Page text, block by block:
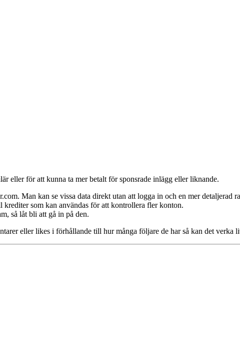
eller för att kunna ta mer betalt för sponsrade inlägg eller liknande.
Man kan se vissa data direkt utan att logga in och en mer detaljerad
som kan användas för att kontrollera fler konton.
så låt bli att gå in på den.
eller likes i förhållande till hur många följare de har så kan det verka